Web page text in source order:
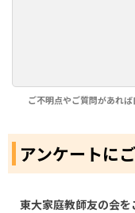
ご不明点やご質問があれ
アンケートに
東大家庭教師友の会を